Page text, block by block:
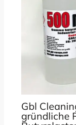
Gbl
gründliche